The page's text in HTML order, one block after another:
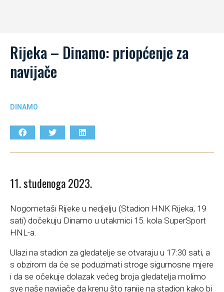
Rijeka – Dinamo: priopćenje za
navijače
DINAMO
11. studenoga 2023.
Nogometaši Rijeke u nedjelju (Stadion HNK Rijeka, 19
sati) dočekuju Dinamo u utakmici 15. kola SuperSport
HNL-a.
Ulazi na stadion za gledatelje se otvaraju u 17:30 sati, a
s obzirom da će se poduzimati stroge sigurnosne mjere
i da se očekuje dolazak većeg broja gledatelja molimo
sve naše navijače da krenu što ranije na stadion kako bi